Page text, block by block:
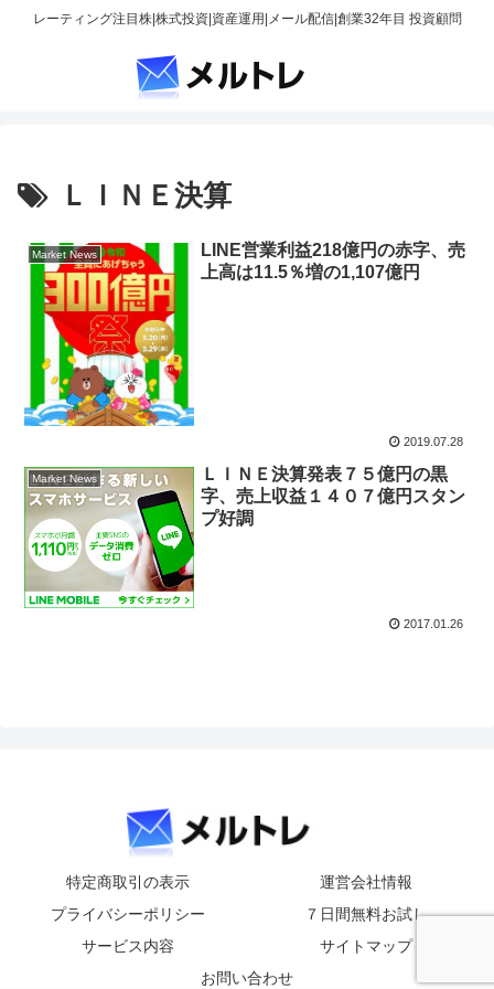
レーティング注目株|株式投資|資産運用|メール配信|創業32年目 投資顧問
ＬＩＮＥ決算
Market News
LINE営業利益218億円の赤字、売
上高は11.5％増の1,107億円
2019.07.28
Market News
ＬＩＮＥ決算発表７５億円の黒
字、売上収益１４０７億円スタン
プ好調
2017.01.26
特定商取引の表示
運営会社情報
プライバシーポリシー
７日間無料お試し
サービス内容
サイトマップ
お問い合わせ